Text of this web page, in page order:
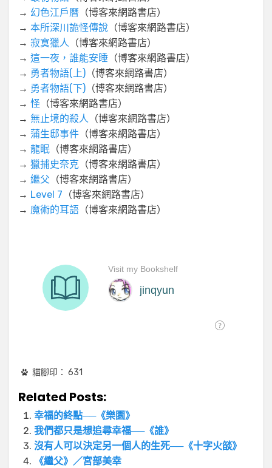
→ 幻色江戶曆 （博客來網路書店）
→ 本所深川詭怪傳說 （博客來網路書店）
→ 寂寞獵人 （博客來網路書店）
→ 這一夜，誰能安睡 （博客來網路書店）
→ 勇者物語(上) （博客來網路書店）
→ 勇者物語(下) （博客來網路書店）
→ 怪 （博客來網路書店）
→ 無止境的殺人 （博客來網路書店）
→ 蒲生邸事件 （博客來網路書店）
→ 龍眠 （博客來網路書店）
→ 獵捕史奈克 （博客來網路書店）
→ 繼父 （博客來網路書店）
→ Level 7 （博客來網路書店）
→ 魔術的耳語 （博客來網路書店）
貓腳印： 631
Related Posts:
幸福的終點──《樂園》
我們都只是想追尋幸福──《誰》
沒有人可以決定另一個人的生死──《十字火燄》
《繼父》／宮部美幸